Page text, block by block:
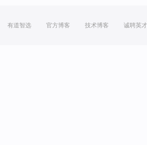
有道智选 官方博客 技术博客 诚聘英才